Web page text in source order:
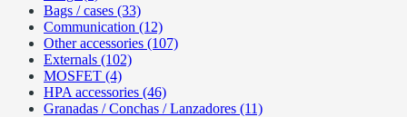
Bags / cases (33)
Communication (12)
Other accessories (107)
Externals (102)
MOSFET (4)
HPA accessories (46)
Granadas / Conchas / Lanzadores (11)